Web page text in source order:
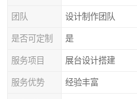
团队 设计制作团队
是否可定制 是
服务项目 展台设计搭建
服务优势 经验丰富